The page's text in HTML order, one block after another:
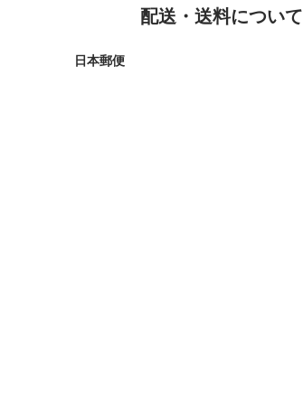
配送・送料について
日本郵便